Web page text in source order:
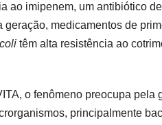
ao imipenem, um antibiótico
medicamentos de
têm alta resistência ao
o fenômeno preocupa pela
principalmente